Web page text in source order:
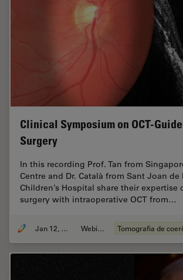
Clinical Symposium on OCT-
Surgery
In this recording Prof. Tan from
Centre and Dr. Català from Sant Joan de
Children’s Hospital share their expertise
surgery with intraoperative OCT from…
Jan 12, 2022 Webinar